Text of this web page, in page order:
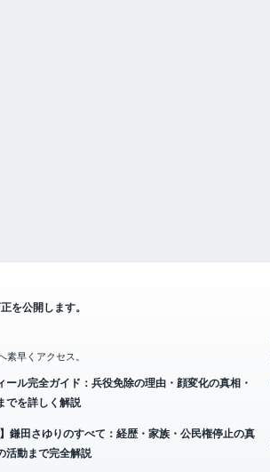
を公開します。
素早くアクセス。
ール完全ガイド：兵役免除の理由・顔変化の真相・
でを詳しく解説
鎌田さゆりのすべて：経歴・家族・公民権停止の真
活動まで完全解説